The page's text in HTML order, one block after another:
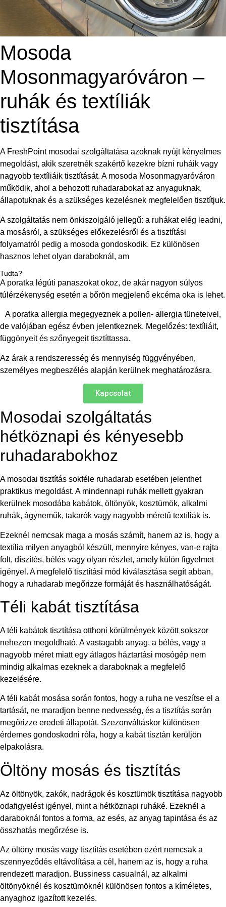
Mosoda
Mosonmagyaróváron –
ruhák és textíliák
tisztítása
A FreshPoint mosodai szolgáltatása azoknak nyújt kényelmes
megoldást, akik szeretnék szakértő kezekre bízni ruháik vagy
nagyobb textíliáik tisztítását. A mosoda Mosonmagyaróváron
működik, ahol a behozott ruhadarabokat az anyaguknak,
állapotuknak és a szükséges kezelésnek megfelelően tisztítjuk.
A szolgáltatás nem önkiszolgáló jellegű: a ruhákat elég leadni,
a mosásról, a szükséges előkezelésről és a tisztítási
folyamatról pedig a mosoda gondoskodik. Ez különösen
hasznos lehet olyan daraboknál, am
Tudta?
A poratka légúti panaszokat okoz, de akár nagyon súlyos
túlérzékenység esetén a bőrön megjelenő ekcéma oka is lehet.
A poratka allergia megegyeznek a pollen- allergia tüneteivel,
de valójában egész évben jelentkeznek. Megelőzés: textíliáit,
függönyeit és szőnyegeit tisztíttassa.
Az árak a rendszeresség és mennyiség függvényében,
személyes megbeszélés alapján kerülnek meghatározásra.
Kapcsolat
Mosodai szolgáltatás
hétköznapi és kényesebb
ruhadarabokhoz
A mosodai tisztítás sokféle ruhadarab esetében jelenthet
praktikus megoldást. A mindennapi ruhák mellett gyakran
kerülnek mosodába kabátok, öltönyök, kosztümök, alkalmi
ruhák, ágyneműk, takarók vagy nagyobb méretű textíliák is.
Ezeknél nemcsak maga a mosás számít, hanem az is, hogy a
textília milyen anyagból készült, mennyire kényes, van-e rajta
folt, díszítés, bélés vagy olyan részlet, amely külön figyelmet
igényel. A megfelelő tisztítási mód kiválasztása segít abban,
hogy a ruhadarab megőrizze formáját és használhatóságát.
Téli kabát tisztítása
A téli kabátok tisztítása otthoni körülmények között sokszor
nehezen megoldható. A vastagabb anyag, a bélés, vagy a
nagyobb méret miatt egy átlagos háztartási mosógép nem
mindig alkalmas ezeknek a daraboknak a megfelelő
kezelésére.
A téli kabát mosása során fontos, hogy a ruha ne veszítse el a
tartását, ne maradjon benne nedvesség, és a tisztítás során
megőrizze eredeti állapotát. Szezonváltáskor különösen
érdemes gondoskodni róla, hogy a kabát tisztán kerüljön
elpakolásra.
Öltöny mosás és tisztítás
Az öltönyök, zakók, nadrágok és kosztümök tisztítása nagyobb
odafigyelést igényel, mint a hétköznapi ruháké. Ezeknél a
daraboknál fontos a forma, az esés, az anyag tapintása és az
összhatás megőrzése is.
Az öltöny mosás vagy tisztítás esetében ezért nemcsak a
szennyeződés eltávolítása a cél, hanem az is, hogy a ruha
rendezett maradjon. Bussiness casualnál, az alkalmi
öltönyöknél és kosztümöknél különösen fontos a kíméletes,
anyaghoz igazított kezelés.